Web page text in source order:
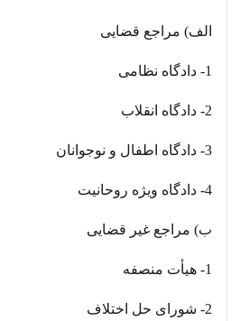
الف) مراجع قضایی
1- دادگاه نظامی
2- دادگاه انقلاب
3- دادگاه اطفال و نوجوانان
4- دادگاه ویژه روحانیت
ب) مراجع غیر قضایی
1- هیأت منصفه
2- شورای حل اختلاف